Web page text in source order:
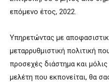
επόμενο έτος, 2022.
Υπηρετώντας με
μεταρρυθμιστική πολιτική
προσεχές διάστημα και
μελέτη που εκπονείται, θα